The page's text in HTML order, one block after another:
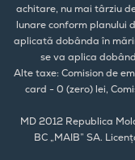
achitare, nu mai târziu
lunare conform planului
aplicată dobânda în
se va aplica
Alte taxe: Comision de
card - 0 (zero) lei,
MD 2012 Republica
BC „MAIB” SA.